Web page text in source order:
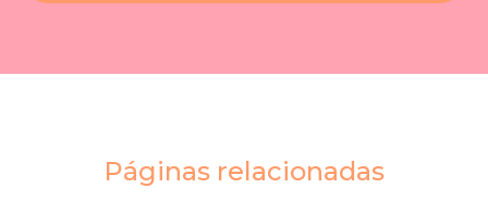
Páginas relacionadas